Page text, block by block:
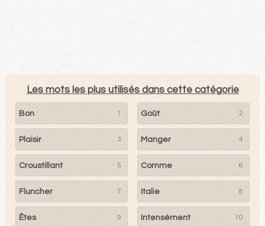
Les mots les plus utilisés dans cette catégorie
Bon 1 Goût 2
Plaisir 3 Manger 4
Croustillant 5 Comme 6
Fluncher 7 Italie 8
Êtes 9 Intensément 10